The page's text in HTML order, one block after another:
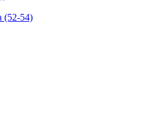
(52-54)